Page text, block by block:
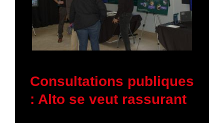
Consultations publiques
: Alto se veut rassurant